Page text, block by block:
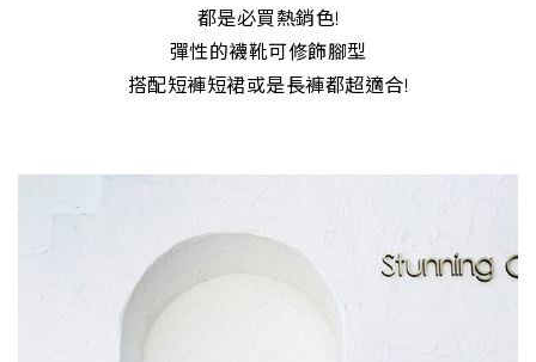
都是必買熱銷色!
彈性的襪靴可修飾腳型
搭配短褲短裙或是長褲都超適合!